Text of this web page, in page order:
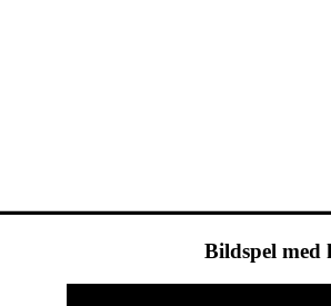
Bildspel